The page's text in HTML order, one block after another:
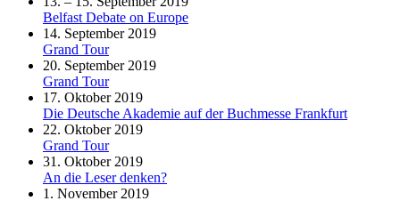
Belfast Debate on Europe
14. September 2019
Grand Tour
20. September 2019
Grand Tour
17. Oktober 2019
Die Deutsche Akademie auf der Buchmesse Frankfurt
22. Oktober 2019
Grand Tour
31. Oktober 2019
An die Leser denken?
1. November 2019